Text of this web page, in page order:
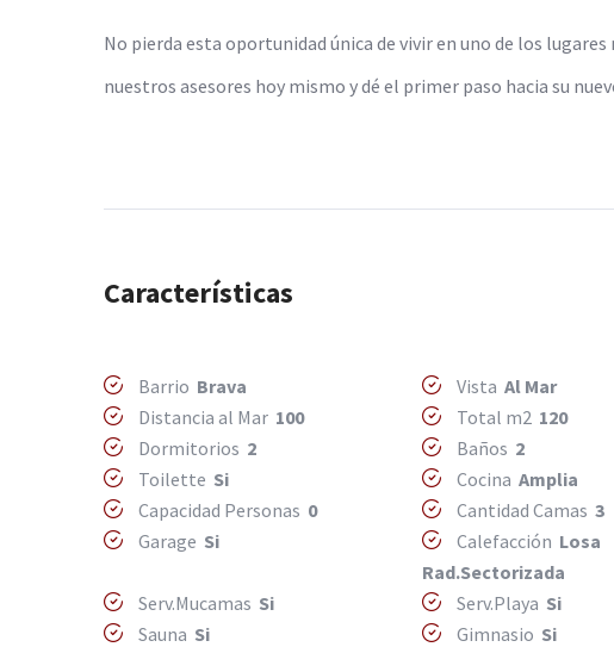
No pierda esta oportunidad única de vivir en uno de los
nuestros asesores hoy mismo y dé el primer paso hacia su
Características
Barrio Brava Vista Al Mar
Distancia al Mar 100 Total m2 120
Dormitorios 2 Baños 2
Toilette Si Cocina Amplia
Capacidad Personas 0 Cantidad Camas 3
Garage Si Calefacción Losa
Rad.Sectorizada
Serv.Mucamas Si Serv.Playa Si
Sauna Si Gimnasio Si